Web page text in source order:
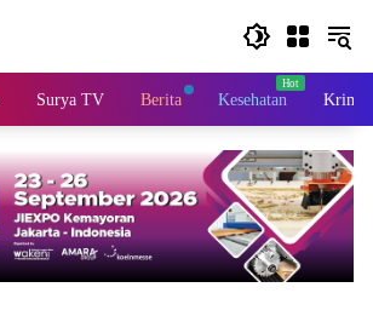
Surya TV Berita Kesehatan